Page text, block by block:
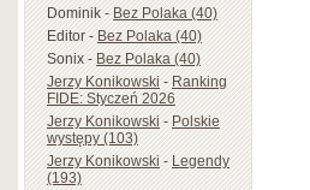
Dominik-Bez Polaka (40)
Editor-Bez Polaka (40)
Sonix-Bez Polaka (40)
Jerzy Konikowski-Ranking
FIDE: Styczeń 2026
Jerzy Konikowski-Polskie
występy (103)
Jerzy Konikowski-Legendy
(193)